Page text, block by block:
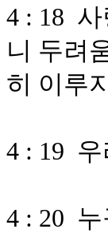
4 : 18
니 두려
히 이루
4 : 19
4 : 20